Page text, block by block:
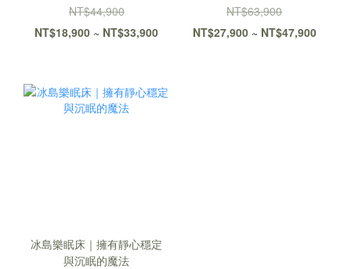
NT$44,900
NT$18,900 ~ NT$33,900
NT$63,900
NT$27,900 ~ NT$47,900
冰島樂眠床｜擁有靜心穩定
與沉眠的魔法